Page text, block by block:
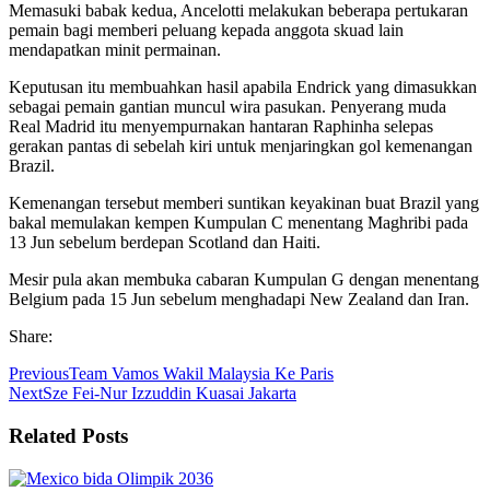
Memasuki babak kedua, Ancelotti melakukan beberapa pertukaran
pemain bagi memberi peluang kepada anggota skuad lain
mendapatkan minit permainan.
Keputusan itu membuahkan hasil apabila Endrick yang dimasukkan
sebagai pemain gantian muncul wira pasukan. Penyerang muda
Real Madrid itu menyempurnakan hantaran Raphinha selepas
gerakan pantas di sebelah kiri untuk menjaringkan gol kemenangan
Brazil.
Kemenangan tersebut memberi suntikan keyakinan buat Brazil yang
bakal memulakan kempen Kumpulan C menentang Maghribi pada
13 Jun sebelum berdepan Scotland dan Haiti.
Mesir pula akan membuka cabaran Kumpulan G dengan menentang
Belgium pada 15 Jun sebelum menghadapi New Zealand dan Iran.
Share:
PreviousTeam Vamos Wakil Malaysia Ke Paris
NextSze Fei-Nur Izzuddin Kuasai Jakarta
Related Posts